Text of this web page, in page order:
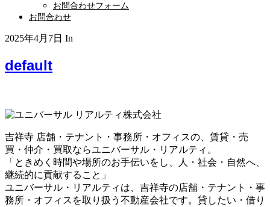
お問合わせフォーム
お問合わせ
2025年4月7日 In
default
吉祥寺 店舗・テナント・事務所・オフィスの、賃貸・売
買・仲介・買取ならユニバーサル・リアルティ。
「ときめく時間や場所のお手伝いをし、人・社会・自然へ、
継続的に貢献すること」
ユニバーサル・リアルティは、吉祥寺の店舗・テナント・事
務所・オフィスを取り扱う不動産会社です。貸したい・借り